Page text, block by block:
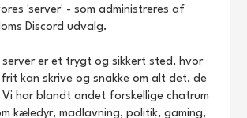
'server' - som administreres af
Discord udvalg.
server er et trygt og sikkert sted, hvor
kan skrive og snakke om alt det, de
har blandt andet forskellige chatrum
kæledyr, madlavning, politik, gaming,